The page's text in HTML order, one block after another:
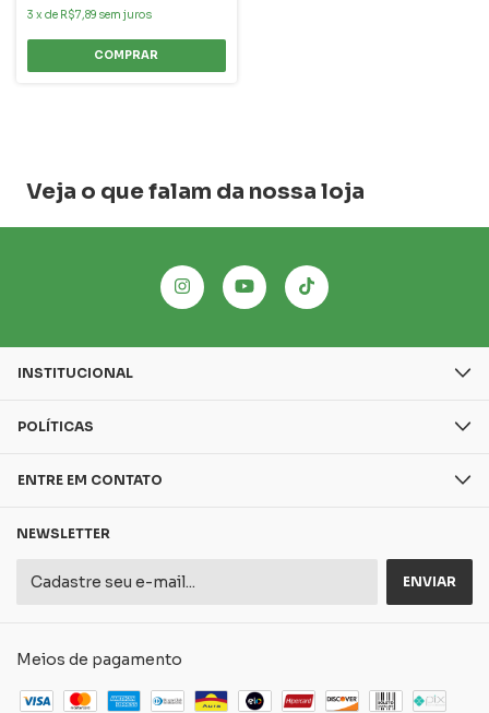
3 x de R$7,89 sem juros
Veja o que falam da nossa loja
INSTITUCIONAL
POLÍTICAS
ENTRE EM CONTATO
NEWSLETTER
Meios de pagamento